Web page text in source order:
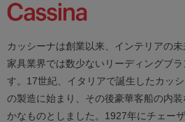
カッシーナは創業以来、インテリアの
家具業界では数少ないリーディングブ
す。17世紀、イタリアで誕生したカッ
の製造に始まり、その後豪華客船の内
かなものとしました。1927年にチェー